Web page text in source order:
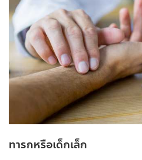
ทารกหรือเด็กเล็ก